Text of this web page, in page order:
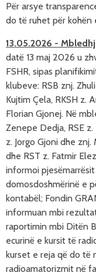
Për arsye
do të ruhet për kohën
13.05.2026 -
datë 13 maj 2026 u
FSHR, sipas
klubeve: RSB znj.
Kujtim Çela, RKSH z.
Florian Gjonej. Në
Zenepe Dedja, RSE z.
z. Jorgo Gjoni dhe
dhe RST z. Fatmir
informoi
domosdoshmërinë e
kontabël; Fondin
informuan mbi
raportimin mbi Ditën
ecurinë e kursit të
kurset e reja që do të
radioamatorizmit në